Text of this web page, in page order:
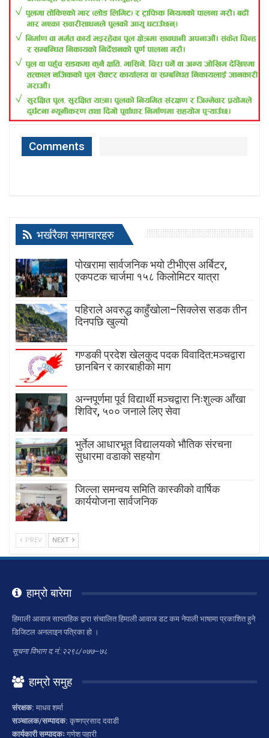
Comments
भर्खरैका समाचारहरु
पोखरामा सार्वजनिक भयो टीभीएस अर्बिटर,
एकपटक चार्जमा १५८ किलोमिटर यात्रा
पहिराले अवरुद्ध काहुँखोला–सिक्लेस सडक तीन
दिनपछि खुल्यो
गण्डकी प्रदेश खेलकुद पदक विवादित:मञ्चद्वारा
छानबिन र कारबाहीको माग
अन्नपूर्णमा पूर्व विद्यार्थी मञ्चद्वारा निःशुल्क आँखा
शिविर, ५०० जनाले लिए सेवा
भुर्तेल आधारभूत विद्यालयको भौतिक संरचना
सुधारमा वडाको सहयोग
जिल्ला समन्वय समिति कास्कीको वार्षिक
कार्ययोजना सार्वजनिक
PREV NEXT
हाम्रो बारेमा
हिमाली आवाज साप्ताहिक द्वारा संचालित हिमाली आवाज डट कम नेपाली भाषामा प्रकाशित हुने
डिजिटल अनलाइन पत्रिका हो ।
सूचना विभाग द.नं.:२२९८/०७७–७८
हाम्रो समुह
संरक्षक: माधव शर्मा
सञ्चालक/सम्पादक: कृष्णप्रसाद दवाडी
कार्यकारी सम्पादकः गणेश पहारी